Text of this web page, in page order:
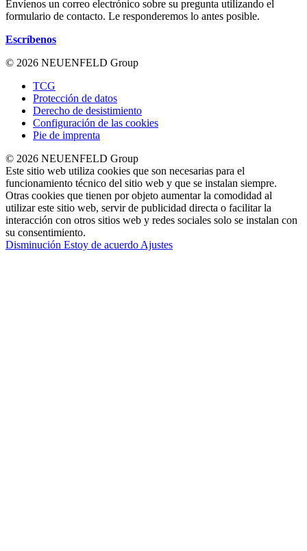
Envíenos un correo electrónico sobre su pregunta utilizando el
formulario de contacto. Le responderemos lo antes posible.
Escríbenos
© 2026 NEUENFELD Group
TCG
Protección de datos
Derecho de desistimiento
Configuración de las cookies
Pie de imprenta
© 2026 NEUENFELD Group
Este sitio web utiliza cookies que son necesarias para el
funcionamiento técnico del sitio web y que se instalan siempre.
Otras cookies que tienen por objeto aumentar la comodidad al
utilizar este sitio web, servir de publicidad directa o facilitar la
interacción con otros sitios web y redes sociales solo se instalan con
su consentimiento.
Disminución Estoy de acuerdo Ajustes